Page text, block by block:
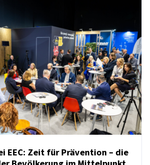
EEC: Zeit für Prävention – die